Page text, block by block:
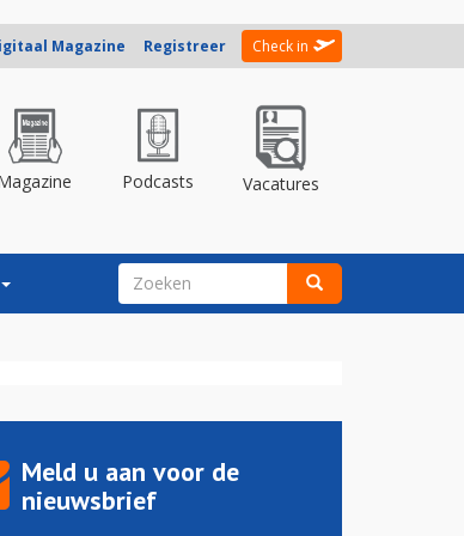
Magazine Registreer Check in
Podcasts Vacatures
ZOEKVELD
Meld u aan voor de
nieuwsbrief